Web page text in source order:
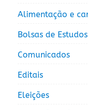
Alimentação e
Bolsas de Estudos
Comunicados
Editais
Eleições